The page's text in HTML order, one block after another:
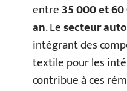
entre35 000 et
an. Lesecteur
intégrant des
textile pour les
contribue à ces